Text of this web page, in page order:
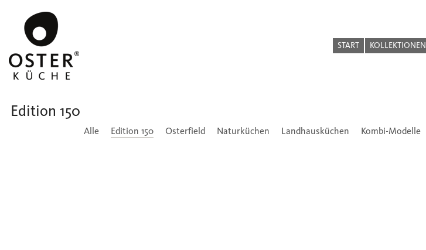
START KOLLEKTIONEN
Edition 150
Alle Edition 150 Kombi-Modelle
Landhausküchen
Naturküchen
Osterfield